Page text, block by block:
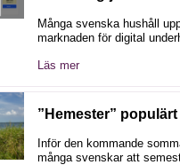
Många svenska hushåll
marknaden för digital
Läs mer
”Hemester” populärt
Inför den kommande
många svenskar att